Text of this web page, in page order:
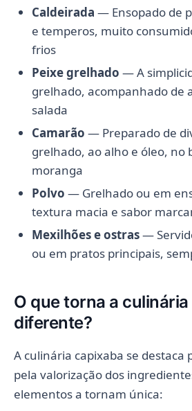
Caldeirada — Ensopado de
e temperos, muito
frios
Peixe grelhado — A
grelhado, acompanhado de
salada
Camarão — Preparado de
grelhado, ao alho e óleo, no
moranga
Polvo — Grelhado ou em
textura macia e sabor
Mexilhões e ostras—
ou em pratos principais,
O que torna a
diferente?
A culinária capixaba se destaca
pela valorização dos
elementos a tornam única: